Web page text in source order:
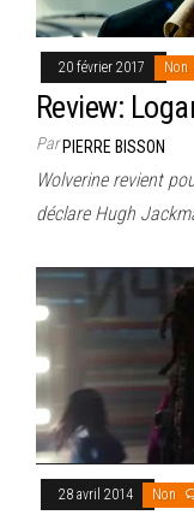
20 février 2017 Non
Review:
ParPIERRE BISSON
Wolverine revient
déclare Hugh
28 avril 2014 Non